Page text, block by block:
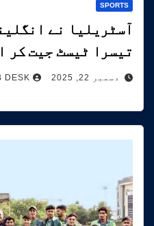
SPORTS
آسٹریلیا نے
تیسرا ٹیسٹ جیت کر
دسمبر 22, 2025 DESK